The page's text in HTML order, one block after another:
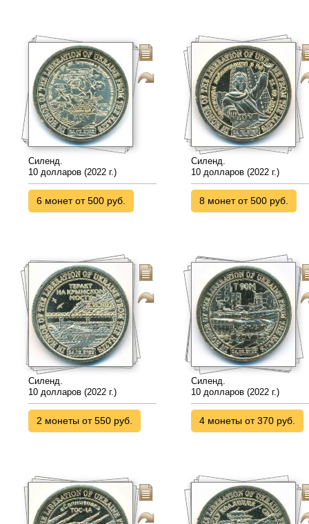
Силенд.
10 долларов (2022 г.)
6 монет от 500 руб.
Силенд.
10 долларов (2022 г.)
8 монет от 500 руб.
Силенд.
10 долларов (2022 г.)
2 монеты от 550 руб.
Силенд.
10 долларов (2022 г.)
4 монеты от 370 руб.